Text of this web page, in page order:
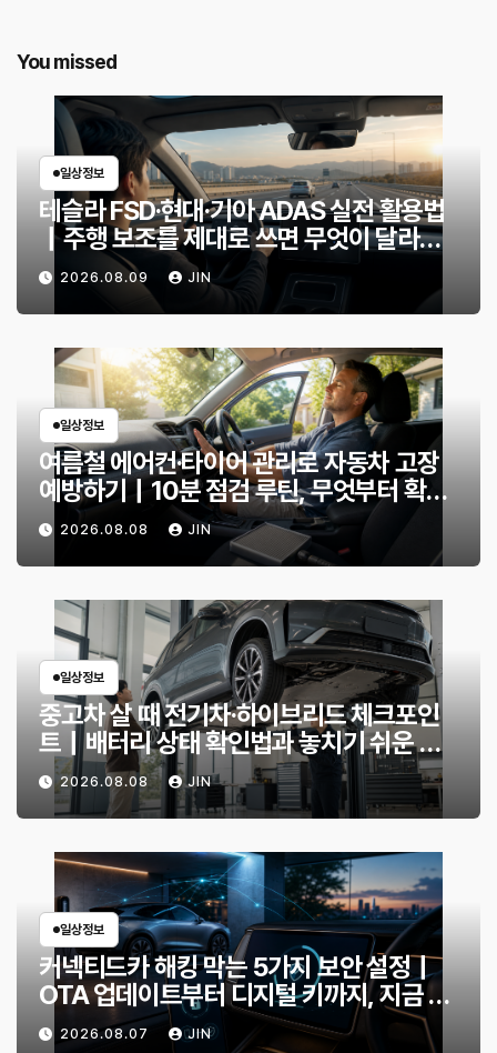
You missed
일상정보
테슬라 FSD·현대·기아 ADAS 실전 활용법
｜주행 보조를 제대로 쓰면 무엇이 달라질
까?2026.08.09 JIN
일상정보
여름철 에어컨·타이어 관리로 자동차 고장
예방하기｜10분 점검 루틴, 무엇부터 확인
할까?
2026.08.08 JIN
일상정보
중고차 살 때 전기차·하이브리드 체크포인
트｜배터리 상태 확인법과 놓치기 쉬운 위
험 신호
2026.08.08 JIN
일상정보
커넥티드카 해킹 막는 5가지 보안 설정｜
OTA 업데이트부터 디지털 키까지, 지금 확
인할 것은?
2026.08.07 JIN